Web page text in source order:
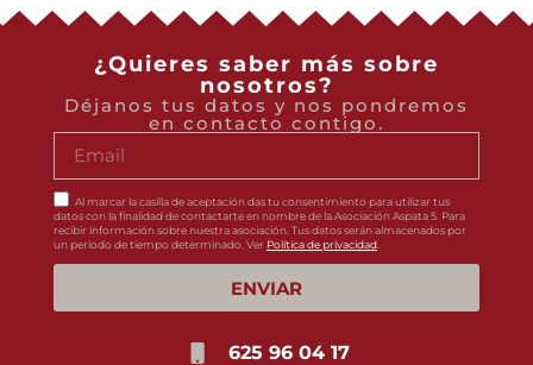
¿Quieres saber más sobre
nosotros?
Déjanos tus datos y nos pondremos
en contacto contigo.
Al marcar la casilla de aceptación das tu consentimiento para utilizar tus
datos con la finalidad de contactarte en nombre de la Asociación Aspata 5. Para
recibir información sobre nuestra asociación. Tus datos serán almacenados por
un periodo de tiempo determinado. Ver Política de privacidad.
ENVIAR
625 96 04 17